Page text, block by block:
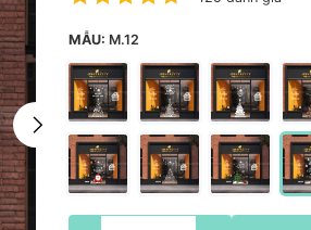
MẪU: M.12